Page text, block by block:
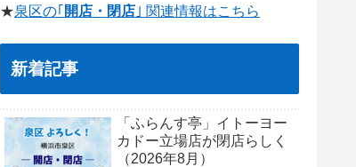
★泉区の｢ 開店・閉店 ｣ 関連情報はこちら
新着記事
「ふらんす亭」イトーヨー
カドー立場店が閉店らしく
（2026年8月）